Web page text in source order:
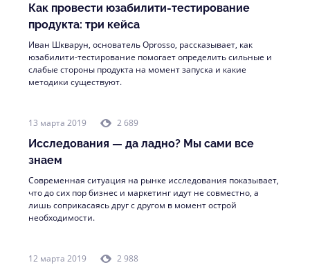
Как провести юзабилити-тестирование
продукта: три кейса
Иван Шкварун, основатель Oprosso, рассказывает, как
юзабилити-тестирование помогает определить сильные и
слабые стороны продукта на момент запуска и какие
методики существуют.
13 марта 2019 2 689
Исследования — да ладно? Мы сами все
знаем
Современная ситуация на рынке исследования показывает,
что до сих пор бизнес и маркетинг идут не совместно, а
лишь соприкасаясь друг с другом в момент острой
необходимости.
12 марта 2019 2 988